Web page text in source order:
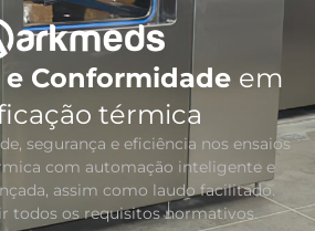
e Conformidade em
térmica
segurança e eficiência nos ensaios
com automação inteligente e
assim como laudo facilitado.
todos os requisitos normativos.